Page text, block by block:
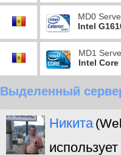
MD0
Intel
MD1
Intel Core
Выделенный
Никита